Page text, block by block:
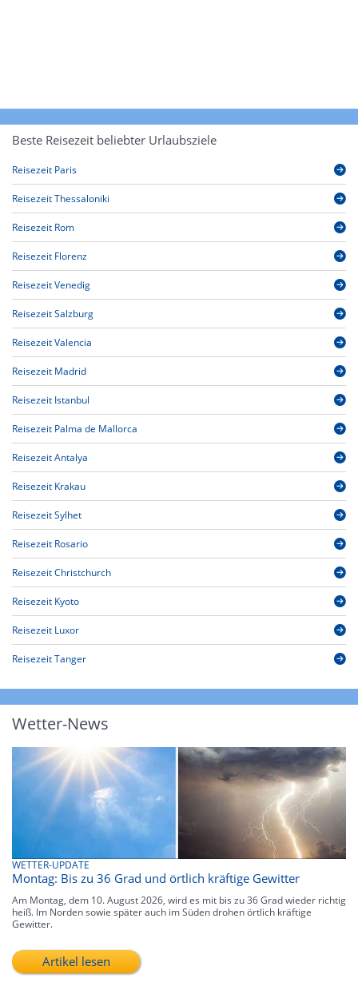
Beste Reisezeit beliebter Urlaubsziele
Reisezeit Paris
Reisezeit Thessaloniki
Reisezeit Rom
Reisezeit Florenz
Reisezeit Venedig
Reisezeit Salzburg
Reisezeit Valencia
Reisezeit Madrid
Reisezeit Istanbul
Reisezeit Palma de Mallorca
Reisezeit Antalya
Reisezeit Krakau
Reisezeit Sylhet
Reisezeit Rosario
Reisezeit Christchurch
Reisezeit Kyoto
Reisezeit Luxor
Reisezeit Tanger
Wetter-News
WETTER-UPDATE
Montag: Bis zu 36 Grad und örtlich kräftige Gewitter
Am Montag, dem 10. August 2026, wird es mit bis zu 36 Grad wieder richtig
heiß. Im Norden sowie später auch im Süden drohen örtlich kräftige
Gewitter.
Artikel lesen